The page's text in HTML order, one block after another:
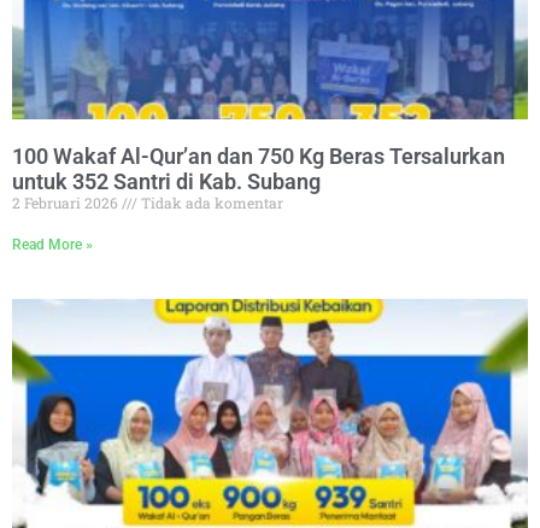
100 Wakaf Al-Qur’an dan 750 Kg Beras Tersalurkan
untuk 352 Santri di Kab. Subang
2 Februari 2026 Tidak ada komentar
Read More »